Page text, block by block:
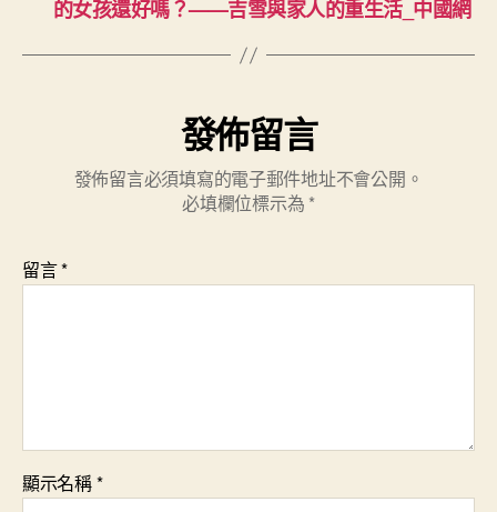
的女孩還好嗎？——吉雪與家人的重生活_中國網
發佈留言
發佈留言必須填寫的電子郵件地址不會公開。
必填欄位標示為 *
留言*
顯示名稱*